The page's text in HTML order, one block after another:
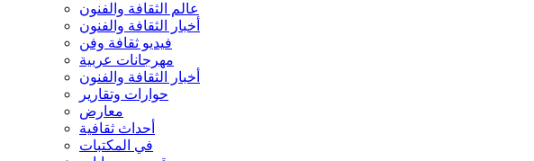
عالم الثقافة والفنون
أخبار الثقافة والفنون
فيديو ثقافة وفن
مهرجانات عربية
أخبار الثقافة والفنون
حوارات وتقارير
معارض
أحداث ثقافية
في المكتبات